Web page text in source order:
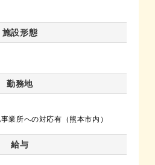
施設形態
勤務地
業所への対応有（熊本市内）
給与